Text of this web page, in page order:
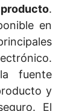
.
en
fuente
y
El